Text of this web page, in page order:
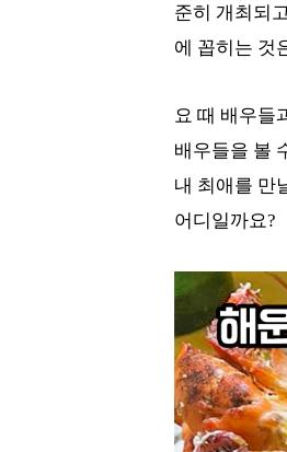
준히 개최되
에 꼽히는 것
요 때 배우들
배우들을 볼
내 최애를 만
어디일까요?